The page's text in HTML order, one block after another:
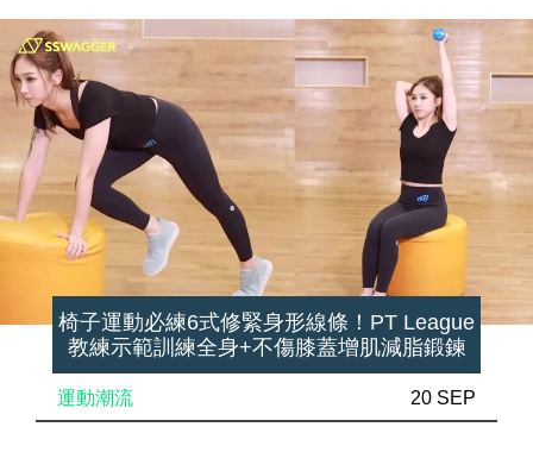
椅子運動必練6式修緊身形線條！PT League
教練示範訓練全身+不傷膝蓋增肌減脂鍛鍊
運動潮流 20 SEP